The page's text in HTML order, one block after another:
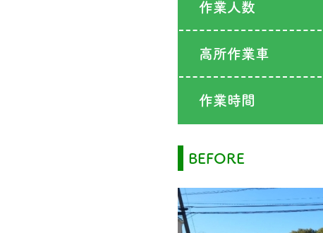
作業人数
高所作業車
作業時間
BEFORE